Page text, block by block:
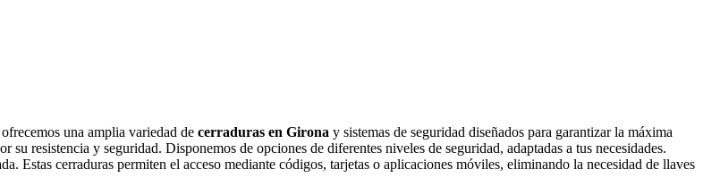
una amplia variedad de cerraduras en Girona y sistemas de seguridad diseñados para garantizar la máxima
resistencia y seguridad. Disponemos de opciones de diferentes niveles de seguridad, adaptadas a tus necesidades.
Estas cerraduras permiten el acceso mediante códigos, tarjetas o aplicaciones móviles, eliminando la necesidad de llaves